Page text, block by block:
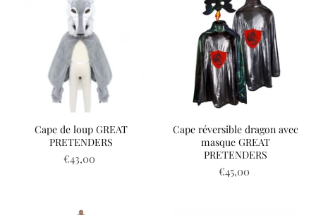
Cape de loup GREAT
PRETENDERS
€43,00
Cape réversible dragon avec
masque GREAT
PRETENDERS
€45,00